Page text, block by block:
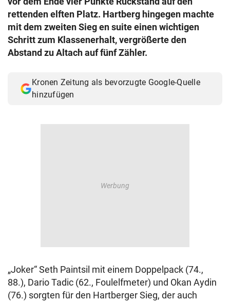
Muthgasse 2, 1190 Wien
rettenden elften Platz. Hartberg hingegen machte
mit dem zweiten Sieg en suite einen wichtigen
Schritt zum Klassenerhalt, vergrößerte den
Abstand zu Altach auf fünf Zähler.
Kronen Zeitung als bevorzugte Google-Quelle
hinzufügen
„Joker“ Seth Paintsil mit einem Doppelpack (74.,
88.), Dario Tadic (62., Foulelfmeter) und Okan Aydin
(76.) sorgten für den Hartberger Sieg, der auch